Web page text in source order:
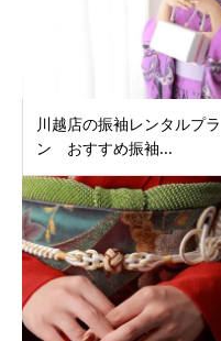
川越店の振袖レンタルプラ
ン おすすめ振袖...